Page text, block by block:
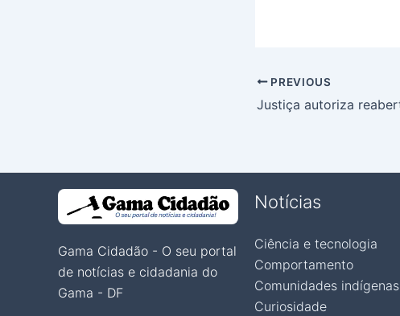
PREVIOUS
Gama Cidadão - O seu portal
de notícias e cidadania do
Gama - DF
Notícias
Ciência e tecnologia
Comportamento
Comunidades indígenas
Curiosidade